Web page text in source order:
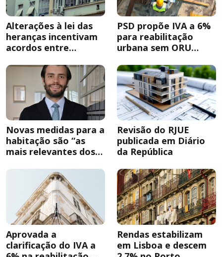
Alterações à lei das
heranças incentivam
acordos entre
PSD propõe IVA a 6%
para reabilitação
urbana sem ORU
Novas medidas para a
habitação são “as
mais relevantes dos
Revisão do RJUE
publicada em Diário
da República
Aprovada a
clarificação do IVA a
Rendas estabilizam
em Lisboa e descem